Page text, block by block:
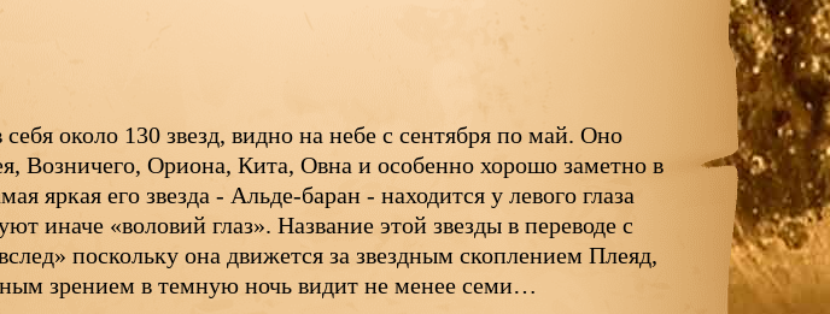
около 130 звезд, видно на небе с сентября по май. Оно
Возничего, Ориона, Кита, Овна и особенно хорошо заметно в
яркая его звезда - Альде-баран - находится у левого глаза
иначе «воловий глаз». Название этой звезды в переводе с
поскольку она движется за звездным скоплением Плеяд,
зрением в темную ночь видит не менее семи…